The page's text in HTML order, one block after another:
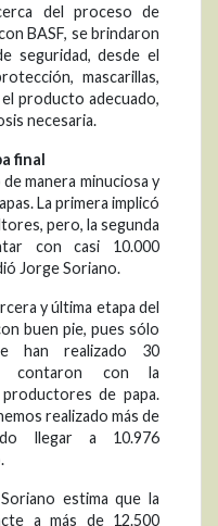
del proceso de
BASF, se brindaron
seguridad, desde el
mascarillas,
producto adecuado,
necesaria.
final
manera minuciosa y
La primera implicó
pero, la segunda
con casi 10.000
Jorge Soriano.
y última etapa del
buen pie, pues sólo
han realizado 30
contaron con la
de papa.
realizado más de
llegar a 10.976
estima que la
a más de 12.500